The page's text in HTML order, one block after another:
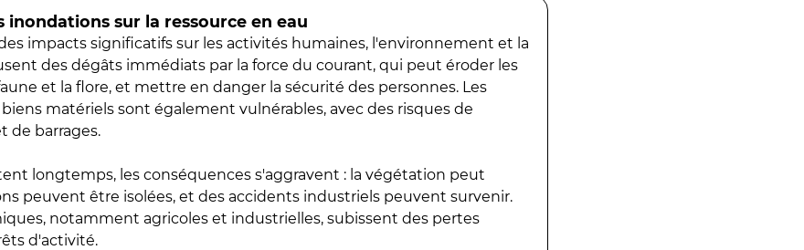
inondations sur la ressource en eau
impacts significatifs sur les activités humaines, l'environnement et la
des dégâts immédiats par la force du courant, qui peut éroder les
et la flore, et mettre en danger la sécurité des personnes. Les
matériels sont également vulnérables, avec des risques de
de barrages.
longtemps, les conséquences s'aggravent : la végétation peut
peuvent être isolées, et des accidents industriels peuvent survenir.
notamment agricoles et industrielles, subissent des pertes
d'activité.